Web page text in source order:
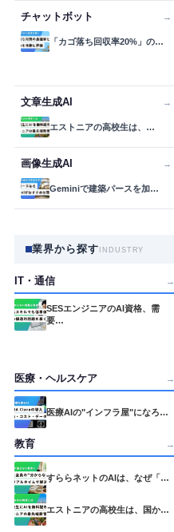
チャットボット →
「カゴ落ち回収率20%」の…
文章生成AI →
エストニアの高校生は、…
画像生成AI →
Geminiで建築パースを加…
業界から探す INDUSTRY
IT・通信 →
SESエンジニアのAI資格、需
要…
医療・ヘルスケア →
医療AIの"インフラ屋"になろ…
教育 →
すららネットのAIは、なぜ「…
エストニアの高校生は、国か…